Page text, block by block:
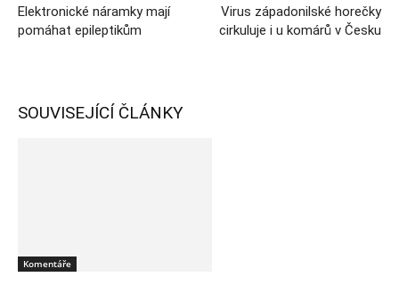
Elektronické náramky mají
pomáhat epileptikům
Virus západonilské horečky
cirkuluje i u komárů v Česku
SOUVISEJÍCÍ ČLÁNKY
Komentáře